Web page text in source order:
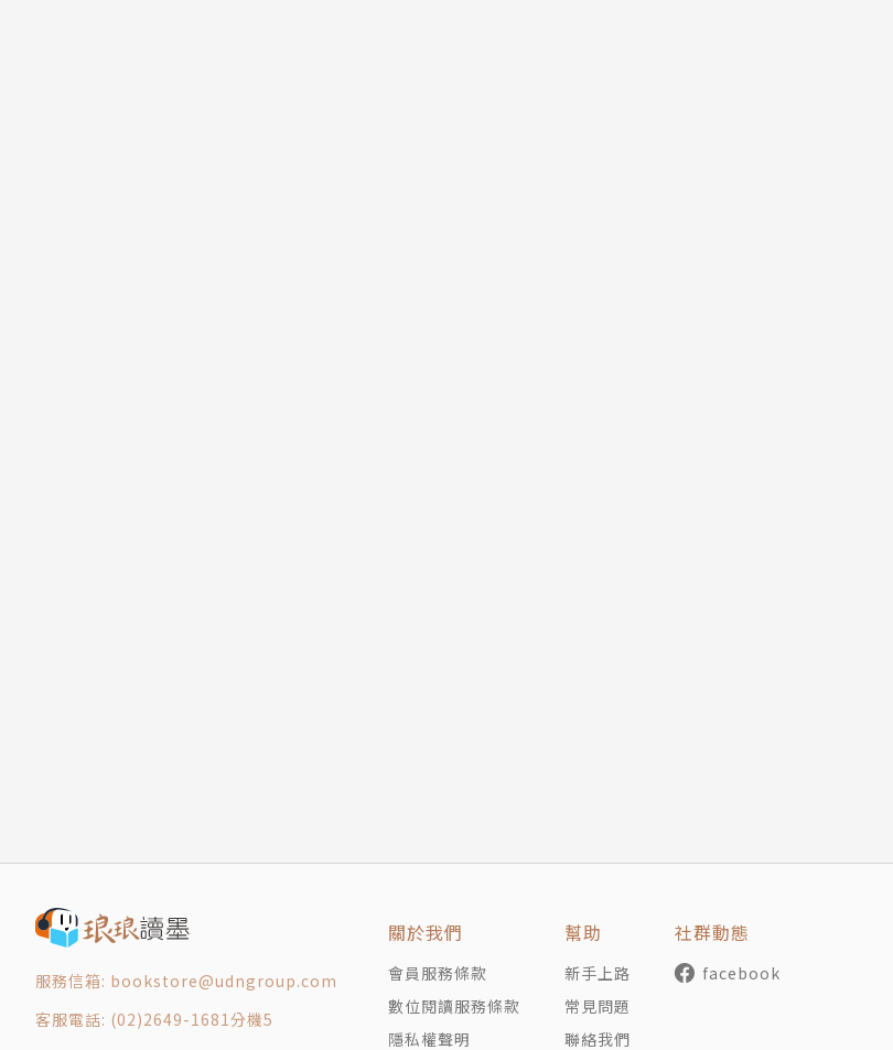
服務信箱: bookstore@udngroup.com
客服電話: (02)2649-1681分機5
關於我們
會員服務條款
數位閱讀服務條款
隱私權聲明
幫助
新手上路
常見問題
聯絡我們
社群動態
facebook